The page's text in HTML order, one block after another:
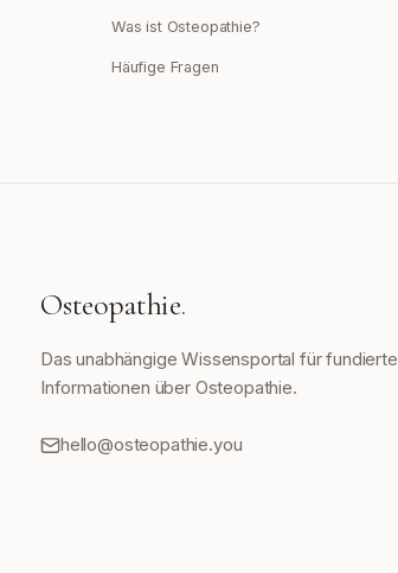
Was ist Osteopathie?
Häufige Fragen
Osteopathie.
Das unabhängige Wissensportal für fundierte
Informationen über Osteopathie.
hello@osteopathie.you